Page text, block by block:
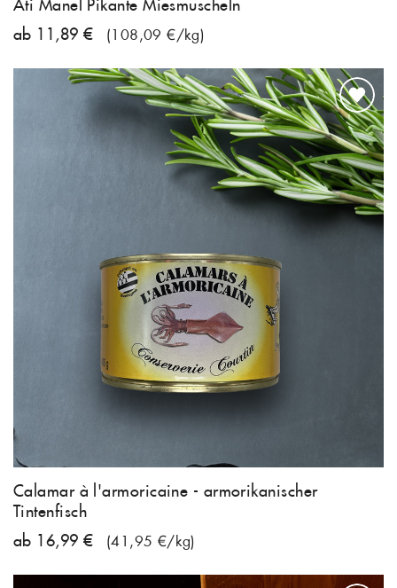
Ati Manel Pikante Miesmuscheln
ab 11,89 €
(108,09 €/kg)
Calamar à l'armoricaine - armorikanischer
Tintenfisch
ab 16,99 €
(41,95 €/kg)